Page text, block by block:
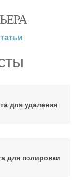
для удаления
для полировки